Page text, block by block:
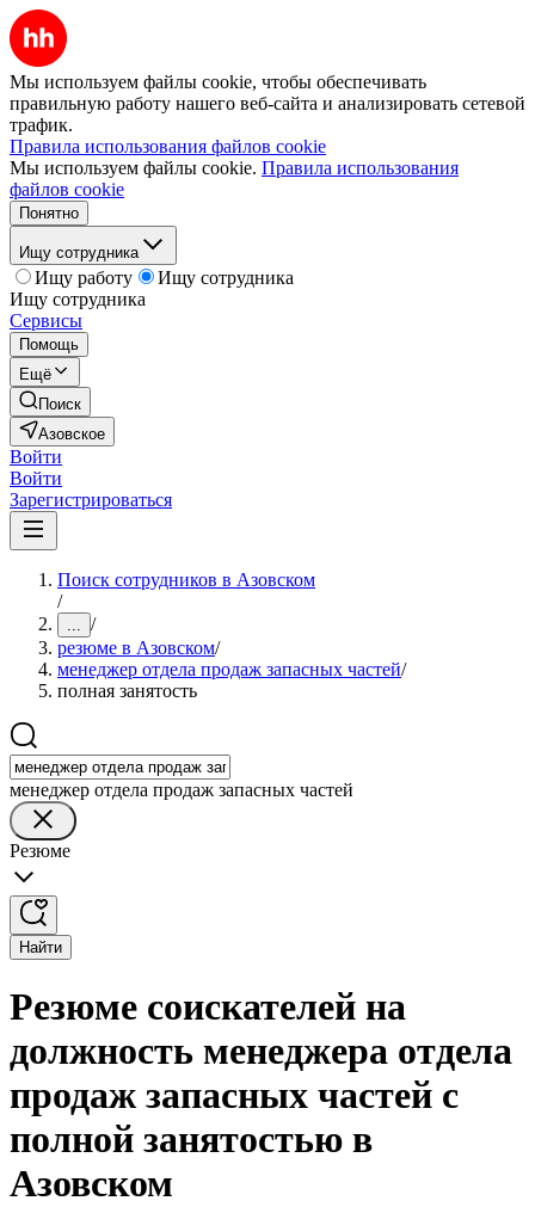
Мы используем файлы cookie, чтобы обеспечивать
правильную работу нашего веб-сайта и анализировать сетевой
трафик.
Правила использования файлов cookie
Мы используем файлы cookie. Правила использования
файлов cookie
Понятно
Ищу сотрудника
Ищу работу
Ищу сотрудника
Ищу сотрудника
Сервисы
Помощь
Ещё
Поиск
Азовское
Войти
Войти
Зарегистрироваться
Поиск сотрудников в Азовском
/
... /
резюме в Азовском/
менеджер отдела продаж запасных частей/
полная занятость
менеджер отдела продаж запасных частей
Резюме
Найти
Резюме соискателей на
должность менеджера отдела
продаж запасных частей с
полной занятостью в
Азовском